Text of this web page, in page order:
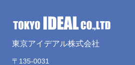
東京アイデアル株式会社
〒135-0031